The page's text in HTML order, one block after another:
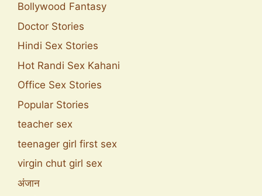
Bollywood Fantasy
Doctor Stories
Hindi Sex Stories
Hot Randi Sex Kahani
Office Sex Stories
Popular Stories
teacher sex
teenager girl first sex
virgin chut girl sex
अंजान